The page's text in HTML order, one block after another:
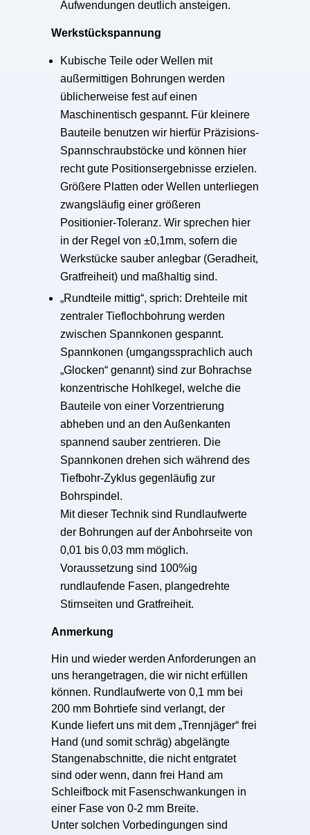
Aufwendungen deutlich ansteigen.
Werkstückspannung
Kubische Teile oder Wellen mit
außermittigen Bohrungen werden
üblicherweise fest auf einen
Maschinentisch gespannt. Für kleinere
Bauteile benutzen wir hierfür Präzisions-
Spannschraubstöcke und können hier
recht gute Positionsergebnisse erzielen.
Größere Platten oder Wellen unterliegen
zwangsläufig einer größeren
Positionier-Toleranz. Wir sprechen hier
in der Regel von ±0,1mm, sofern die
Werkstücke sauber anlegbar (Geradheit,
Gratfreiheit) und maßhaltig sind.
„Rundteile mittig“, sprich: Drehteile mit
zentraler Tieflochbohrung werden
zwischen Spannkonen gespannt.
Spannkonen (umgangssprachlich auch
„Glocken“ genannt) sind zur Bohrachse
konzentrische Hohlkegel, welche die
Bauteile von einer Vorzentrierung
abheben und an den Außenkanten
spannend sauber zentrieren. Die
Spannkonen drehen sich während des
Tiefbohr-Zyklus gegenläufig zur
Bohrspindel.
Mit dieser Technik sind Rundlaufwerte
der Bohrungen auf der Anbohrseite von
0,01 bis 0,03 mm möglich.
Voraussetzung sind 100%ig
rundlaufende Fasen, plangedrehte
Stirnseiten und Gratfreiheit.
Anmerkung
Hin und wieder werden Anforderungen an
uns herangetragen, die wir nicht erfüllen
können. Rundlaufwerte von 0,1 mm bei
200 mm Bohrtiefe sind verlangt, der
Kunde liefert uns mit dem „Trennjäger“ frei
Hand (und somit schräg) abgelängte
Stangenabschnitte, die nicht entgratet
sind oder wenn, dann frei Hand am
Schleifbock mit Fasenschwankungen in
einer Fase von 0-2 mm Breite.
Unter solchen Vorbedingungen sind